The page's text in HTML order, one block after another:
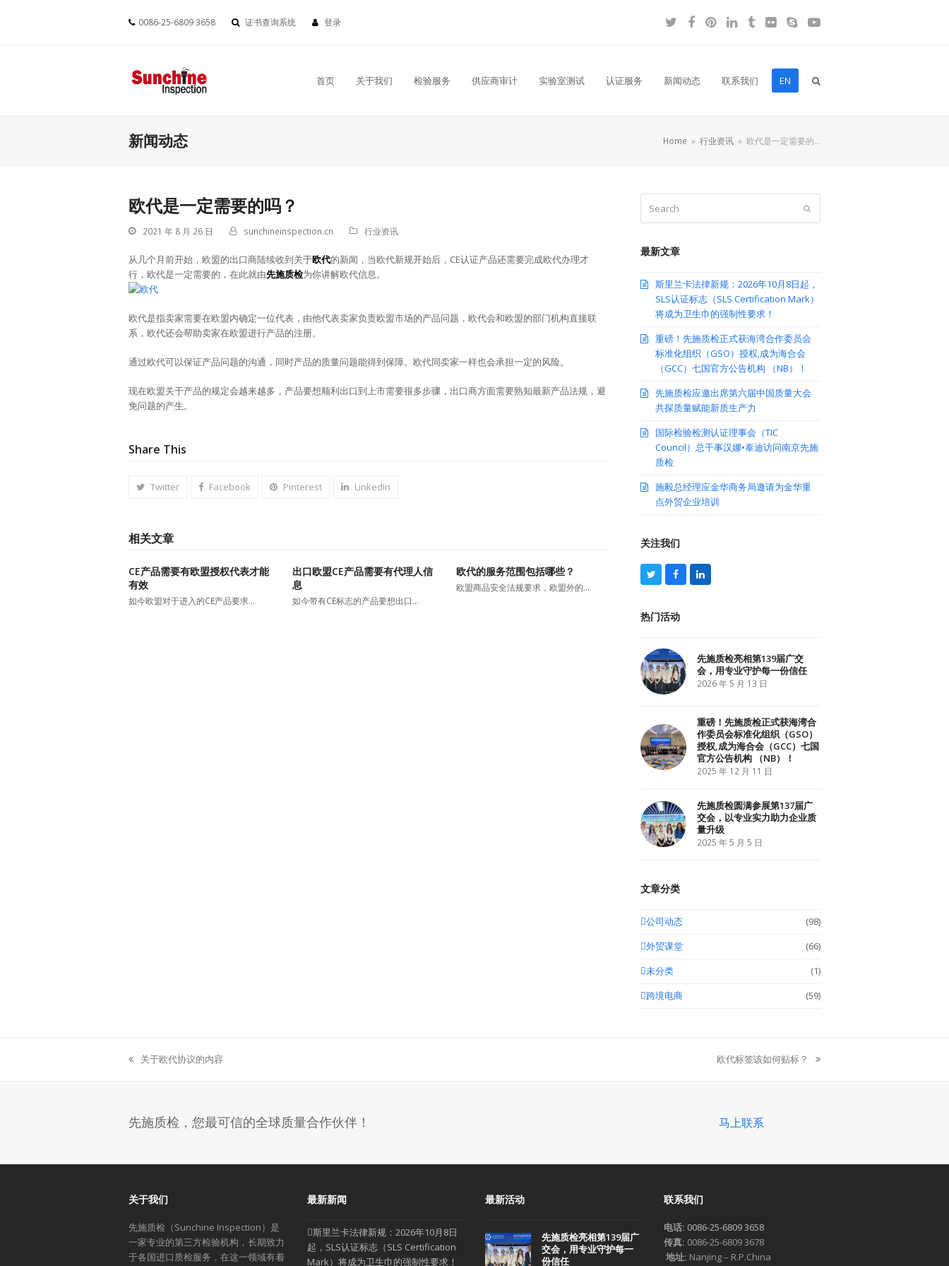
0086-25-6809 3658 证书查询系统 登录 Twitter
Facebook
Pinterest
LinkedIn
Tumblr
FlickrSkypeYouTube
首页 关于我们 检验服务 供应商审计 实验室测试 认证服务 新闻动态 联系我们 EN
新闻动态 Home » 行业资讯 » 欧代是一定需要的…
欧代是一定需要的吗？
2021 年 8 月 26 日 sunchineinspection.cn 行业资讯
从几个月前开始，欧盟的出口商陆续收到关于欧代的新闻，当欧代新规开始后，CE认证产品还需要完成欧代办理才
行，欧代是一定需要的，在此就由先施质检为你讲解欧代信息。
欧代是指卖家需要在欧盟内确定一位代表，由他代表卖家负责欧盟市场的产品问题，欧代会和欧盟的部门机构直接联
系，欧代还会帮助卖家在欧盟进行产品的注册。
通过欧代可以保证产品问题的沟通，同时产品的质量问题能得到保障。欧代同卖家一样也会承担一定的风险。
现在欧盟关于产品的规定会越来越多，产品要想顺利出口到上市需要很多步骤，出口商方面需要熟知最新产品法规，避
免问题的产生。
Share This
Twitter Facebook Pinterest LinkedIn
相关文章
CE产品需要有欧盟授权代表才能
有效
如今欧盟对于进入的CE产品要求…
出口欧盟CE产品需要有代理人信
息
如今带有CE标志的产品要想出口…
欧代的服务范围包括哪些？
欧盟商品安全法规要求，欧盟外的…
最新文章
斯里兰卡法律新规：2026年10月8日起，
SLS认证标志（SLS Certification Mark）
将成为卫生巾的强制性要求！
重磅！先施质检正式获海湾合作委员会
标准化组织（GSO）授权,成为海合会
（GCC）七国官方公告机构 （NB）！
先施质检应邀出席第六届中国质量大会
共探质量赋能新质生产力
国际检验检测认证理事会（TIC
Council）总干事汉娜•泰迪访问南京先施
质检
施毅总经理应金华商务局邀请为金华重
点外贸企业培训
关注我们
T
w
t
t
F
a
b
L
i
热门活动
先施质检亮相第139届广交
会，用专业守护每一份信任
2026 年 5 月 13 日
重磅！先施质检正式获海湾合
作委员会标准化组织（GSO）
授权,成为海合会（GCC）七国
官方公告机构 （NB）！
2025 年 12 月 11 日
先施质检圆满参展第137届广
交会，以专业实力助力企业质
量升级
2025 年 5 月 5 日
文章分类
公司动态
(98)
外贸课堂
(66)
未分类
(1)
跨境电商
(59)
previous
关于欧代协议的内容
next
欧代标签该如何贴标？
先施质检，您最可信的全球质量合作伙伴！ 马上联系
关于我们
先施质检（Sunchine Inspection）是
一家专业的第三方检验机构，长期致力
于各国进口质检服务，在这一领域有着
最新新闻
斯里兰卡法律新规：2026年10月8日
起，SLS认证标志（SLS Certification
Mark）将成为卫生巾的强制性要求！
最新活动
先施质检亮相第139届广
交会，用专业守护每一
份信任
联系我们
电话: 0086-25-6809 3658
传真: 0086-25-6809 3678
地址: Nanjing – R.P.China